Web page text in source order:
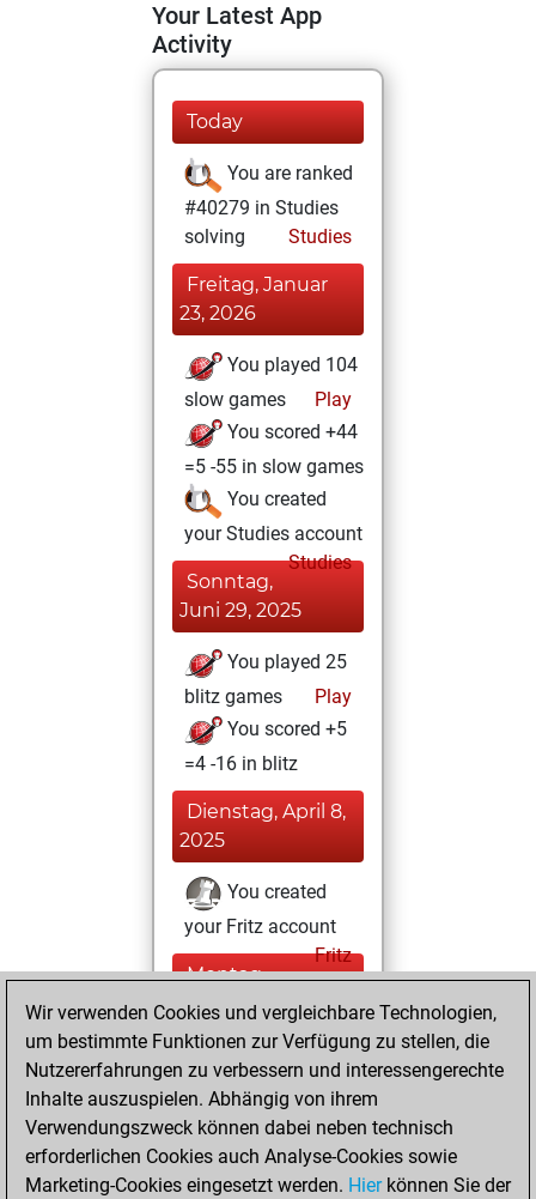
Your Latest App
Activity
Today
You are ranked
#40279 in Studies
solving
Studies
Freitag, Januar
23, 2026
You played 104
slow games
Play
You scored +44
=5 -55 in slow games
You created
your Studies account
Studies
Sonntag,
Juni 29, 2025
You played 25
blitz games
Play
You scored +5
=4 -16 in blitz
Dienstag, April 8,
2025
You created
your Fritz account
Fritz
Montag,
Februar 24, 2020
You learned 3
positions MyMoves
Dienstag, April 17,
2018
Wir verwenden Cookies und vergleichbare Technologien,
um bestimmte Funktionen zur Verfügung zu stellen, die
Nutzererfahrungen zu verbessern und interessengerechte
Inhalte auszuspielen. Abhängig von ihrem
Verwendungszweck können dabei neben technisch
erforderlichen Cookies auch Analyse-Cookies sowie
Marketing-Cookies eingesetzt werden. Hierkönnen Sie der